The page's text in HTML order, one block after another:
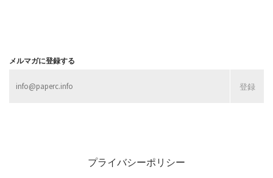
メルマガに登録する
プライバシーポリシー